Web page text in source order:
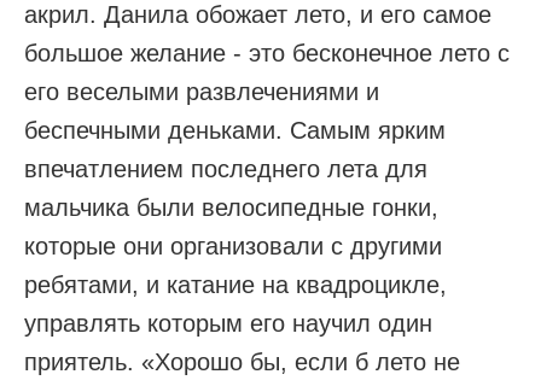
акрил. Данила обожает лето, и его самое
большое желание - это бесконечное лето с
его веселыми развлечениями и
беспечными деньками. Самым ярким
впечатлением последнего лета для
мальчика были велосипедные гонки,
которые они организовали с другими
ребятами, и катание на квадроцикле,
управлять которым его научил один
приятель. «Хорошо бы, если б лето не